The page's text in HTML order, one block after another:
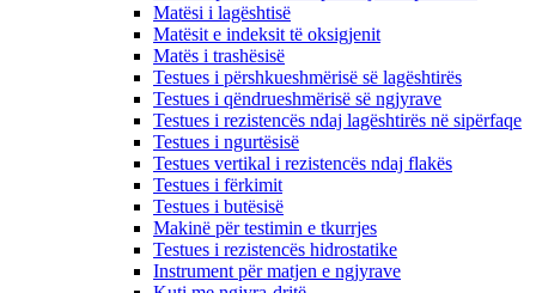
Matësi i lagështisë
Matësit e indeksit të oksigjenit
Matës i trashësisë
Testues i përshkueshmërisë së lagështirës
Testues i qëndrueshmërisë së ngjyrave
Testues i rezistencës ndaj lagështirës në sipërfaqe
Testues i ngurtësisë
Testues vertikal i rezistencës ndaj flakës
Testues i fërkimit
Testues i butësisë
Makinë për testimin e tkurrjes
Testues i rezistencës hidrostatike
Instrument për matjen e ngjyrave